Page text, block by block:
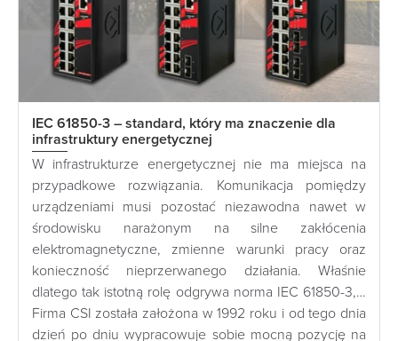
IEC 61850-3 – standard, który ma znaczenie dla
infrastruktury energetycznej
W infrastrukturze energetycznej nie ma miejsca na
przypadkowe rozwiązania. Komunikacja pomiędzy
urządzeniami musi pozostać niezawodna nawet w
środowisku narażonym na silne zakłócenia
elektromagnetyczne, zmienne warunki pracy oraz
konieczność nieprzerwanego działania. Właśnie
dlatego tak istotną rolę odgrywa norma IEC 61850-3,…
Firma CSI została założona w 1992 roku i od tego dnia
dzień po dniu wypracowuje sobie mocną pozycję na